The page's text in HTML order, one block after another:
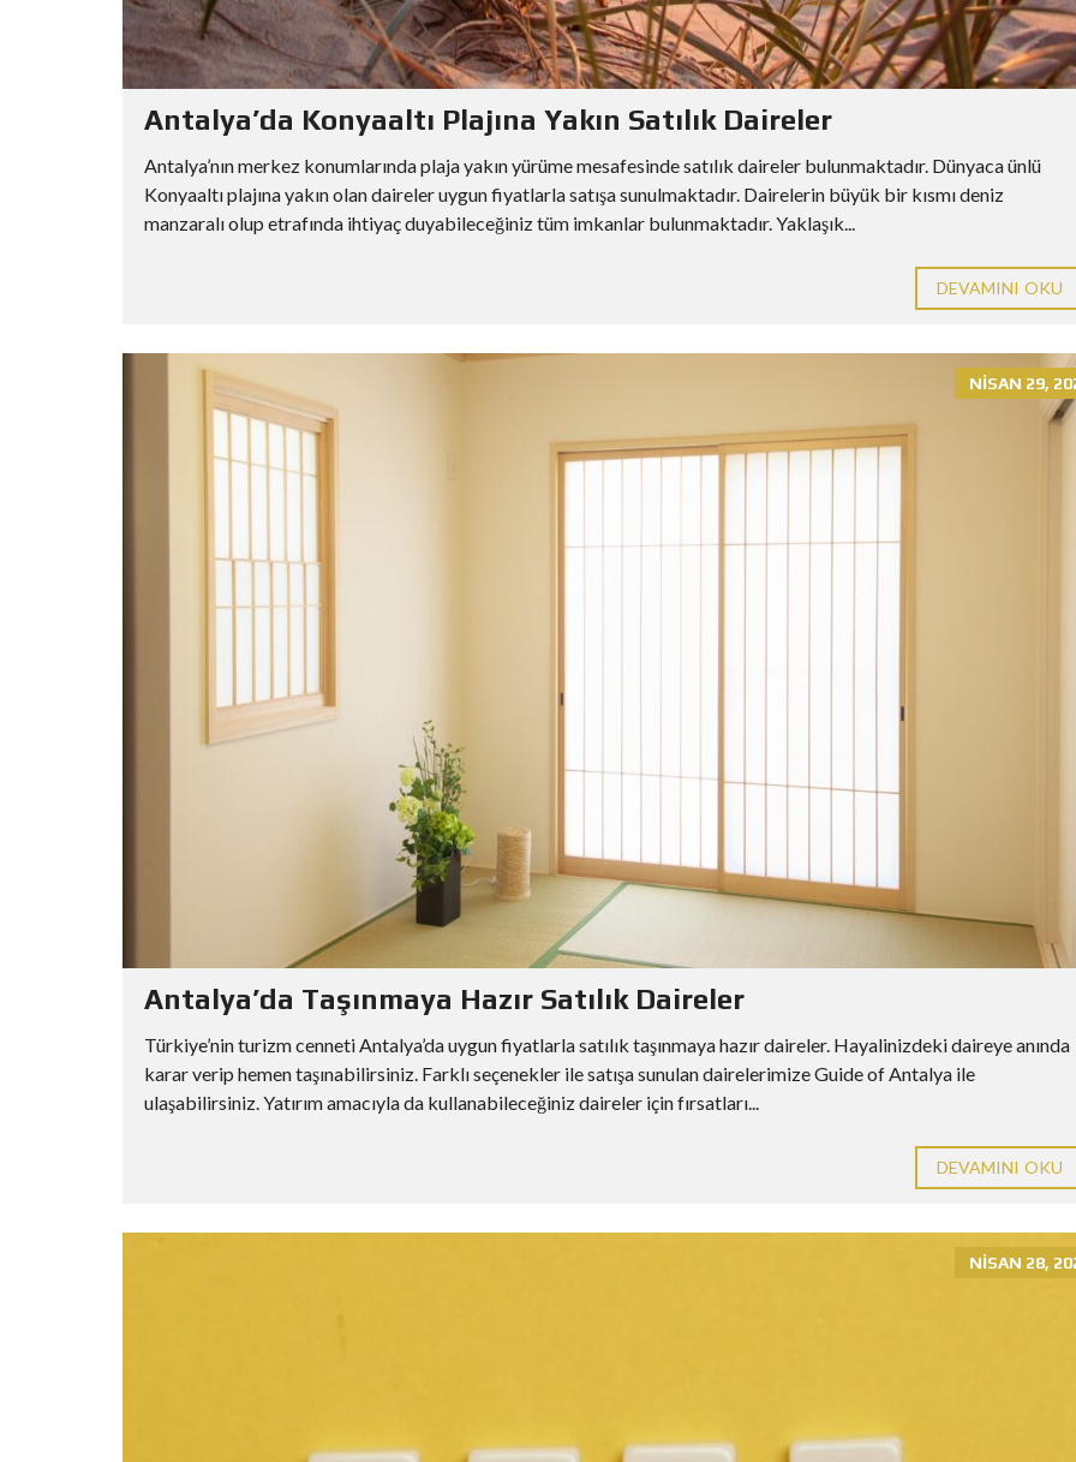
Antalya’da Konyaaltı Plajına Yakın Satılık Daireler
Antalya’nın merkez konumlarında plaja yakın yürüme mesafesinde satılık daireler bulunmaktadır. Dünyaca ünlü
Konyaaltı plajına yakın olan daireler uygun fiyatlarla satışa sunulmaktadır. Dairelerin büyük bir kısmı deniz
manzaralı olup etrafında ihtiyaç duyabileceğiniz tüm imkanlar bulunmaktadır. Yaklaşık...
DEVAMINI OKU
NISAN 29,
Antalya’da Taşınmaya Hazır Satılık Daireler
Türkiye’nin turizm cenneti Antalya’da uygun fiyatlarla satılık taşınmaya hazır daireler. Hayalinizdeki daireye anında
karar verip hemen taşınabilirsiniz. Farklı seçenekler ile satışa sunulan dairelerimize Guide of Antalya ile
ulaşabilirsiniz. Yatırım amacıyla da kullanabileceğiniz daireler için fırsatları...
DEVAMINI OKU
NISAN 28,